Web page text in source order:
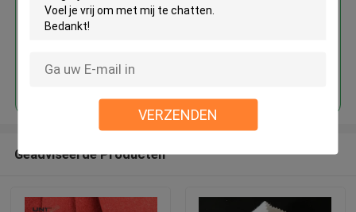
VERZENDEN
80gsm Wattennaald
Doorgaan
Geadviseerde Producten